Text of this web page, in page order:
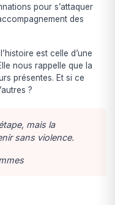
pour s’attaquer
des
est celle d’une
nous rappelle que la
présentes. Et si ce
?
mais la
sans violence.